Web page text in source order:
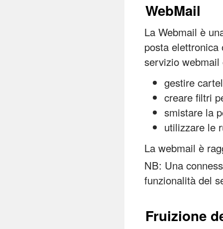
WebMail
La Webmail è
posta
servizio
gestire
creare filtri
smistare la
utilizzare le
La webmail è
NB: Una
funzionalità del
Fruizione